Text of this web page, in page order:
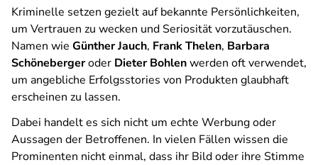
Kriminelle setzen gezielt auf bekannte Persönlichkeiten,
um Vertrauen zu wecken und Seriosität vorzutäuschen.
Namen wie Günther Jauch, Frank Thelen, Barbara
Schönebergeroder Dieter Bohlenwerden oft verwendet,
um angebliche Erfolgsstories von Produkten glaubhaft
erscheinen zu lassen.
Dabei handelt es sich nicht um echte Werbung oder
Aussagen der Betroffenen. In vielen Fällen wissen die
Prominenten nicht einmal, dass ihr Bild oder ihre Stimme